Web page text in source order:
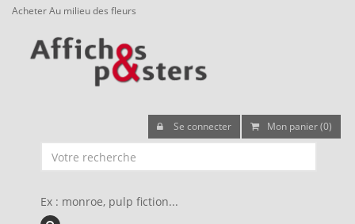
Acheter Au milieu des fleurs
Se connecter Mon panier (0)
Ex : monroe, pulp fiction...